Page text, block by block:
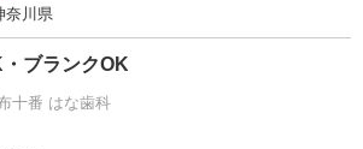
奈川県
ブランクOK
十番 はな歯科